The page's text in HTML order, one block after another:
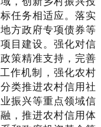
任务相适应。落实
方政府专项债券等
目建设。强化对信
策精准支持，完善
作机制，强化农村
类推进农村信用社
振兴等重点领域信
，推进农村信用体